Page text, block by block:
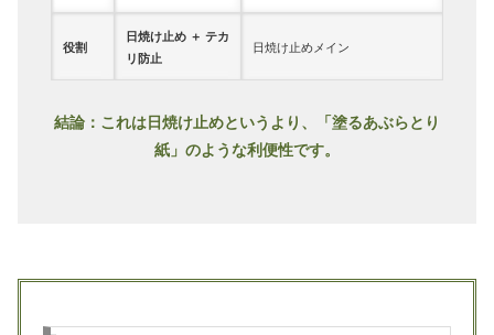
役割
日焼け止め ＋ テカ
リ防止
日焼け止めメイン
結論：これは日焼け止めというより、「塗るあぶらとり
紙」のような利便性です。